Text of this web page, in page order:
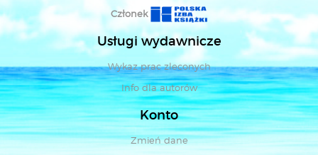
Członek
Usługi wydawnicze
Wykaz prac zleconych
Info dla autorów
Konto
Zmień dane